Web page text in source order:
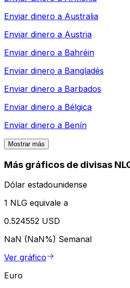
Enviar dinero a Australia
Enviar dinero a Austria
Enviar dinero a Bahréin
Enviar dinero a Bangladés
Enviar dinero a Barbados
Enviar dinero a Bélgica
Enviar dinero a Benín
Mostrar más
Más gráficos de divisas
Dólar estadounidense
1 NLG equivale a
0.524552 USD
NaN (NaN%) Semanal
Ver gráfico
Euro